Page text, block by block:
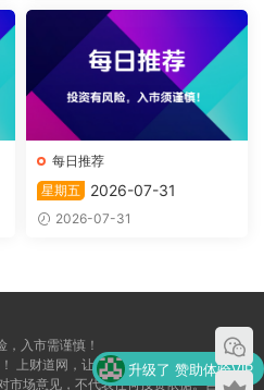
每日推荐
星期五
2026-07-31
2026-07-31
，入市需谨慎！
上财道网，让财富上道！
市场意见，不代表任何投资依据。自愿，
升级了 赞助体验VIP